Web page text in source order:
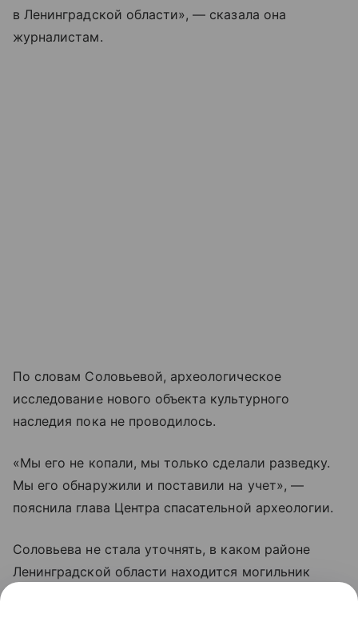
в Ленинградской области», — сказала она
журналистам.
По словам Соловьевой, археологическое
исследование нового объекта культурного
наследия пока не проводилось.
«Мы его не копали, мы только сделали разведку.
Мы его обнаружили и поставили на учет», —
пояснила глава Центра спасательной археологии.
Соловьева не стала уточнять, в каком районе
Ленинградской области находится могильник